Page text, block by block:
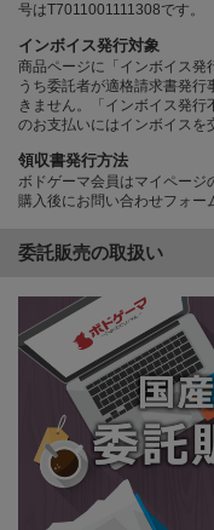
号はT7011001111308です。
インボイス発行対象
商品ページに「インボイス発
うち委託者が適格請求書発
きません。「インボイス発
のお支払いにはインボイスを
領収書発行方法
ボドゲーマ会員はマイページ
購入後にお問い合わせフォー
委託販売の取扱い